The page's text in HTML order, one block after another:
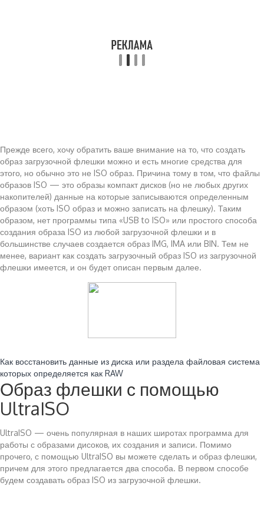
Прежде всего, хочу обратить ваше внимание на то, что создать
образ загрузочной флешки можно и есть многие средства для
этого, но обычно это не ISO образ. Причина тому в том, что файлы
образов ISO — это образы компакт дисков (но не любых других
накопителей) данные на которые записываются определенным
образом (хоть ISO образ и можно записать на флешку). Таким
образом, нет программы типа «USB to ISO» или простого способа
создания образа ISO из любой загрузочной флешки и в
большинстве случаев создается образ IMG, IMA или BIN. Тем не
менее, вариант как создать загрузочный образ ISO из загрузочной
флешки имеется, и он будет описан первым далее.
Как восстановить данные из диска или раздела файловая система
которых определяется как RAW
Образ флешки с помощью
UltraISO
UltraISO — очень популярная в наших широтах программа для
работы с образами дисоков, их создания и записи. Помимо
прочего, с помощью UltraISO вы можете сделать и образ флешки,
причем для этого предлагается два способа. В первом способе
будем создавать образ ISO из загрузочной флешки.